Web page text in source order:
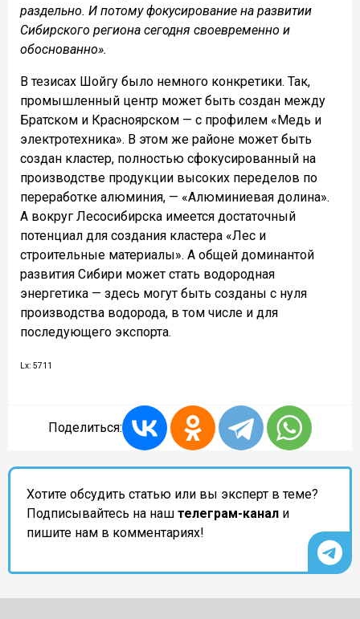
раздельно. И потому фокусирование на развитии
Сибирского региона сегодня своевременно и
обоснованно».
В тезисах Шойгу было немного конкретики. Так,
промышленный центр может быть создан между
Братском и Красноярском — с профилем «Медь и
электротехника». В этом же районе может быть
создан кластер, полностью сфокусированный на
производстве продукции высоких переделов по
переработке алюминия, — «Алюминиевая долина».
А вокруг Лесосибирска имеется достаточный
потенциал для создания кластера «Лес и
строительные материалы». А общей доминантой
развития Сибири может стать водородная
энергетика — здесь могут быть созданы с нуля
производства водорода, в том числе и для
последующего экспорта.
Lx: 5711
Поделиться:
Хотите обсудить статью или вы эксперт в теме?
Подписывайтесь на наш телеграм-канал и
пишите нам в комментариях!